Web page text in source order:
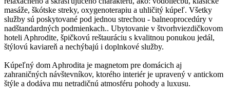
masáže, škótske streky, oxygenoterapiu a uhličitý kúpeľ. Všetky
služby sú poskytované pod jednou strechou - balneoprocedúry v
nadštandardných podmienkach.. Ubytovanie v štvorhviezdičkovom
hoteli Aphrodite, špičkovú reštauráciu s kvalitnou ponukou jedál,
štýlovú kaviareň a nechýbajú i doplnkové služby.
Kúpeľný dom Aphrodita je magnetom pre domácich aj
zahraničných návštevníkov, ktorého interiér je upravený v antickom
štýle a dodáva mu netradičnú atmosféru pohody a luxusu.